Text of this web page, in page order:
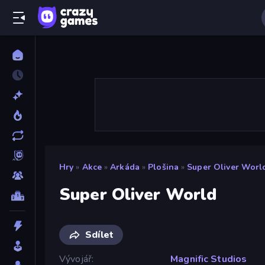
Hry » Akce » Arkáda » Plošina » Super Oliver
Super Oliver World
Sdílet
Vývojář
Magnific Studios